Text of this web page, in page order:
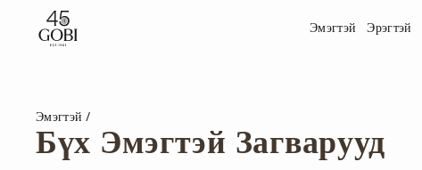
Эмэгтэй Эрэгтэй
Эмэгтэй
Бүх Эмэгтэй Загварууд